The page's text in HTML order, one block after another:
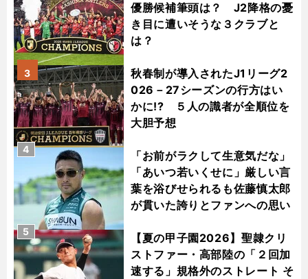
優勝候補筆頭は？ J2降格の憂
き目に遭いそうな３クラブと
は？
秋春制が導入されたJ1リーグ2
026－27シーズンの行方はい
かに!? ５人の識者が全順位を
大胆予想
3
「お前がラクして生意気だな」
「あいつ若いくせに」厳しい言
葉を浴びせられるも佐藤慎太郎
が貫いた誇りとファンへの思い
4
【夏の甲子園2026】聖隷クリ
ストファー・高部陸の「２回加
速する」規格外のストレート そ
5